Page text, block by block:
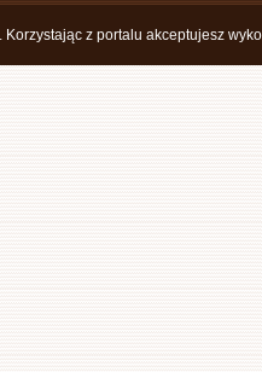
. Korzystając z portalu akceptujesz